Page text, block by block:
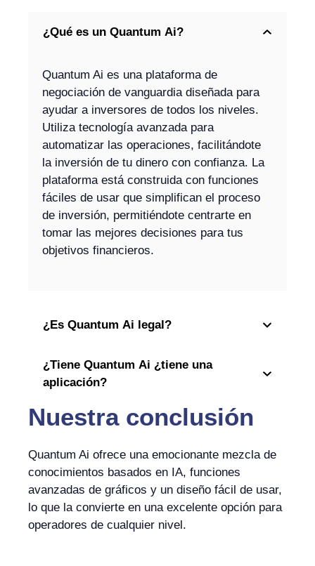
¿Qué es un Quantum Ai?
Quantum Ai es una plataforma de
negociación de vanguardia diseñada para
ayudar a inversores de todos los niveles.
Utiliza tecnología avanzada para
automatizar las operaciones, facilitándote
la inversión de tu dinero con confianza. La
plataforma está construida con funciones
fáciles de usar que simplifican el proceso
de inversión, permitiéndote centrarte en
tomar las mejores decisiones para tus
objetivos financieros.
¿Es Quantum Ai legal?
¿Tiene Quantum Ai ¿tiene una
aplicación?
Nuestra conclusión
Quantum Ai ofrece una emocionante mezcla de
conocimientos basados en IA, funciones
avanzadas de gráficos y un diseño fácil de usar,
lo que la convierte en una excelente opción para
operadores de cualquier nivel.